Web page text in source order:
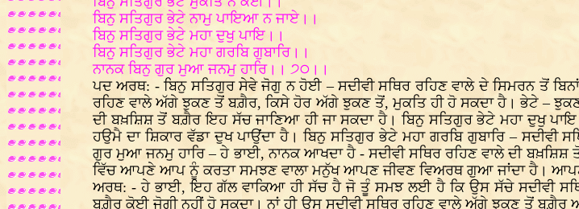
ਬਿਨੁ ਸਤਿਗੁਰ ਭੇਟੇ ਨਾਮੁ ਪਾਇਆ ਨ ਜਾਏ।।
ਬਿਨੁ ਸਤਿਗੁਰ ਭੇਟੇ ਮਹਾ ਦੁਖੁ ਪਾਇ।।
ਬਿਨੁ ਸਤਿਗੁਰ ਭੇਟੇ ਮਹਾ ਗਰਬਿ ਗੁਬਾਰਿ।।
ਨਾਨਕ ਬਿਨੁ ਗੁਰ ਮੁਆ ਜਨਮੁ ਹਾਰਿ।। ੭੦।।
ਪਦ ਅਰਥ: - ਬਿਨੁ ਸਤਿਗੁਰ ਸੇਵੇ ਜੋਗੁ ਨ ਹੋਈ – ਸਦੀਵੀ ਸਥਿਰ ਰਹਿਣ ਵਾਲੇ ਦੇ ਸਿਮਰਨ ਤੋਂ
ਰਹਿਣ ਵਾਲੇ ਅੱਗੇ ਝੁਕਣ ਤੋਂ ਬਗ਼ੈਰ, ਕਿਸੇ ਹੋਰ ਅੱਗੇ ਝੁਕਣ ਤੋਂ, ਮੁਕਤਿ ਹੀ ਹੋ ਸਕਦਾ ਹੈ। ਭੇਟੇ –
ਦੀ ਬਖ਼ਸ਼ਿਸ਼ ਤੋਂ ਬਗ਼ੈਰ ਇਹ ਸੱਚ ਜਾਣਿਆ ਹੀ ਜਾ ਸਕਦਾ ਹੈ। ਬਿਨੁ ਸਤਿਗੁਰ ਭੇਟੇ ਮਹਾ ਦੁਖੁ
ਹਉਮੈ ਦਾ ਸ਼ਿਕਾਰ ਵੱਡਾ ਦੁਖ ਪਾਉਂਦਾ ਹੈ। ਬਿਨੁ ਸਤਿਗੁਰ ਭੇਟੇ ਮਹਾ ਗਰਬਿ ਗੁਬਾਰਿ – ਸਦੀਵੀ
ਗੁਰ ਮੁਆ ਜਨਮੁ ਹਾਰਿ – ਹੇ ਭਾਈ, ਨਾਨਕ ਆਖਦਾ ਹੈ - ਸਦੀਵੀ ਸਥਿਰ ਰਹਿਣ ਵਾਲੇ ਦੀ ਬਖ਼ਸ਼ਿਸ਼
ਵਿੱਚ ਆਪਣੇ ਆਪ ਨੂੰ ਕਰਤਾ ਸਮਝਣ ਵਾਲਾ ਮਨੁੱਖ ਆਪਣ ਜੀਵਣ ਵਿਅਰਥ ਗੁਆ ਜਾਂਦਾ ਹੈ।
ਅਰਥ: - ਹੇ ਭਾਈ, ਇਹ ਗੱਲ ਵਾਕਿਆ ਹੀ ਸੱਚ ਹੈ ਜੋ ਤੂੰ ਸਮਝ ਲਈ ਹੈ ਕਿ ਉਸ ਸੱਚੇ ਸਦੀਵੀ
ਬਗ਼ੈਰ ਕੋਈ ਜੋਗੀ ਨਹੀਂ ਹੋ ਸਕਦਾ। ਨਾਂ ਹੀ ਉਸ ਸਦੀਵੀ ਸਥਿਰ ਰਹਿਣ ਵਾਲੇ ਅੱਗੇ ਝੁਕਣ ਤੋਂ